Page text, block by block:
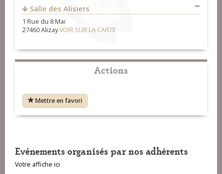
Salle des Alisiers
1 Rue du 8 Mai
27460 AlizayVOIR SUR LA CARTE
Actions
Mettre en favori
Evénements organisés par nos adhérents
Votre affiche ici